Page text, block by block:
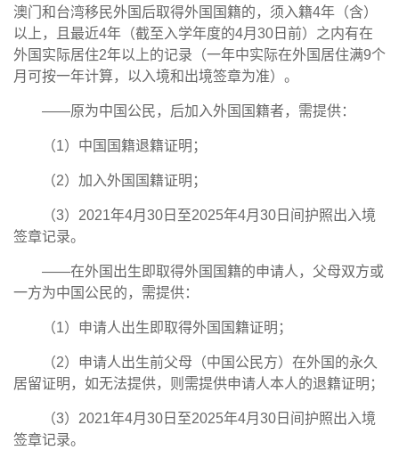
澳门和台湾移民外国后取得外国国籍的，须入籍4年（含）
以上，且最近4年（截至入学年度的4月30日前）之内有在
外国实际居住2年以上的记录（一年中实际在外国居住满9个
月可按一年计算，以入境和出境签章为准）。
——原为中国公民，后加入外国国籍者，需提供：
（1）中国国籍退籍证明；
（2）加入外国国籍证明；
（3）2021年4月30日至2025年4月30日间护照出入境
签章记录。
——在外国出生即取得外国国籍的申请人，父母双方或
一方为中国公民的，需提供：
（1）申请人出生即取得外国国籍证明；
（2）申请人出生前父母（中国公民方）在外国的永久
居留证明，如无法提供，则需提供申请人本人的退籍证明；
（3）2021年4月30日至2025年4月30日间护照出入境
签章记录。